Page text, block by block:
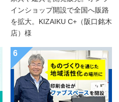
インショップ開設で全国へ販路
を拡大。KIZAIKU C+（阪口銘木
店）様
6